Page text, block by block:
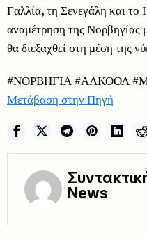
Γαλλία, τη Σενεγάλη και
αναμέτρηση της Νορβηγίας
θα διεξαχθεί στη μέση της
#ΝΟΡΒΗΓΙΑ #ΑΛΚΟΟΛ
Μετάβαση στην Πηγή
News